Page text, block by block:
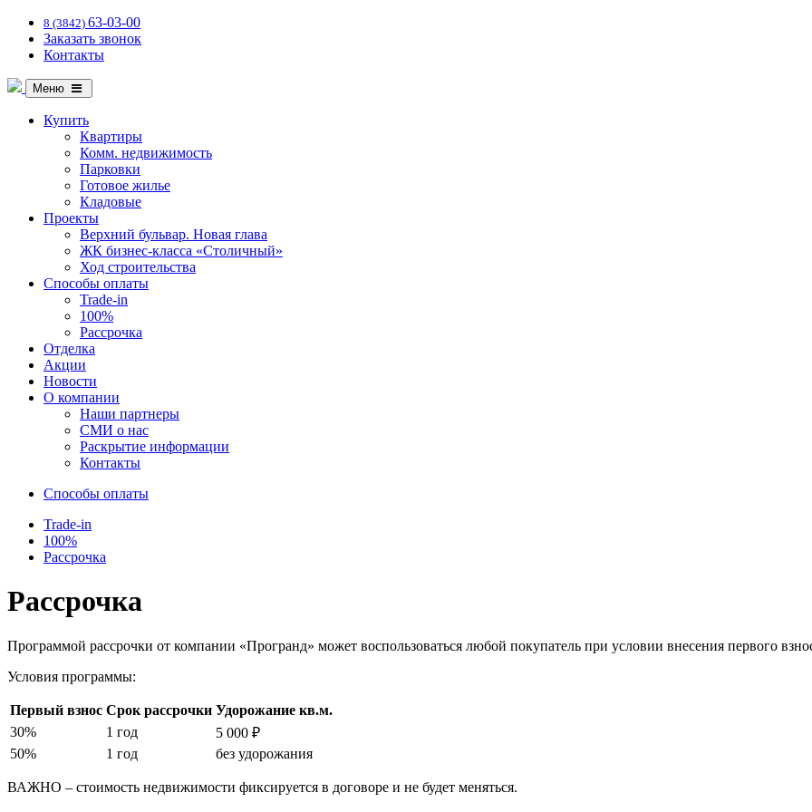
8 (3842) 63-03-00
Заказать звонок
Контакты
Меню
Купить
Квартиры
Комм. недвижимость
Парковки
Готовое жилье
Кладовые
Проекты
Верхний бульвар. Новая глава
ЖК бизнес-класса «Столичный»
Ход строительства
Способы оплаты
Trade-in
100%
Рассрочка
Отделка
Акции
Новости
О компании
Наши партнеры
СМИ о нас
Раскрытие информации
Контакты
Способы оплаты
Trade-in
100%
Рассрочка
Рассрочка
Программой рассрочки от компании «Програнд» может воспользоваться любой покупатель при условии внесения первого
Условия программы:
Первый взнос Срок рассрочки Удорожание кв.м.
30%
1 год
5 000 ₽
50%
1 год без удорожания
ВАЖНО – стоимость недвижимости фиксируется в договоре и не будет меняться.